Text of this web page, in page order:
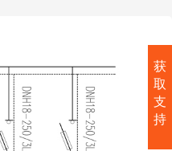
获
取
支
持